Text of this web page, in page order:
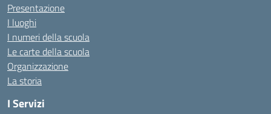
Presentazione
I luoghi
I numeri della scuola
Le carte della scuola
Organizzazione
La storia
I Servizi